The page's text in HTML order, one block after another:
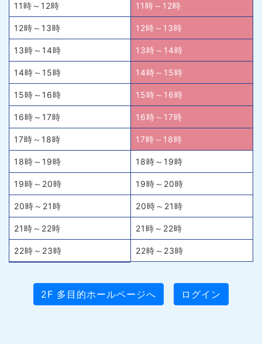
11時～12時 11時～12時
12時～13時 12時～13時
13時～14時 13時～14時
14時～15時 14時～15時
15時～16時 15時～16時
16時～17時 16時～17時
17時～18時 17時～18時
18時～19時 18時～19時
19時～20時 19時～20時
20時～21時 20時～21時
21時～22時 21時～22時
22時～23時 22時～23時
2F 多目的ホールページへ ログイン